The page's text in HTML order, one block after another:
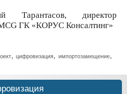
Тарантасов, директор
ГК «КОРУС Консалтинг»
,цифровизация,импортозамещение,